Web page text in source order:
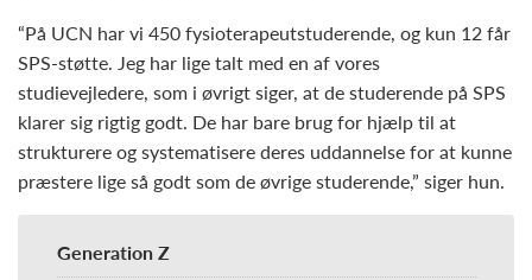
“På UCN har vi 450 fysioterapeutstuderende, og kun 12 får
SPS-støtte. Jeg har lige talt med en af vores
studievejledere, som i øvrigt siger, at de studerende på SPS
klarer sig rigtig godt. De har bare brug for hjælp til at
strukturere og systematisere deres uddannelse for at kunne
præstere lige så godt som de øvrige studerende,” siger hun.
Generation Z